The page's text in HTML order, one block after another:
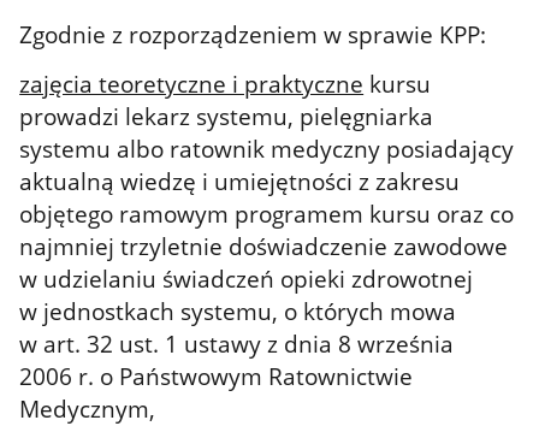
Zgodnie z rozporządzeniem w sprawie KPP:
zajęcia teoretyczne i praktyczne kursu
prowadzi lekarz systemu, pielęgniarka
systemu albo ratownik medyczny posiadający
aktualną wiedzę i umiejętności z zakresu
objętego ramowym programem kursu oraz co
najmniej trzyletnie doświadczenie zawodowe
w udzielaniu świadczeń opieki zdrowotnej
w jednostkach systemu, o których mowa
w art. 32 ust. 1 ustawy z dnia 8 września
2006 r. o Państwowym Ratownictwie
Medycznym,